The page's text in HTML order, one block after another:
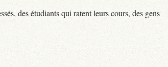
des étudiants qui ratent leurs cours, des gens